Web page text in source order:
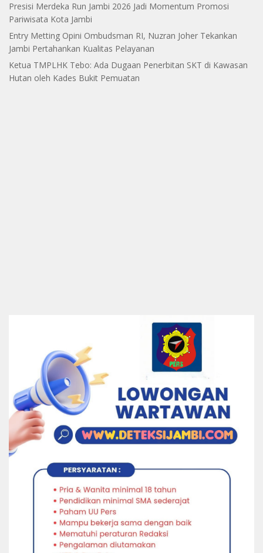
Presisi Merdeka Run Jambi 2026 Jadi Momentum Promosi
Pariwisata Kota Jambi
Entry Metting Opini Ombudsman RI, Nuzran Joher Tekankan
Jambi Pertahankan Kualitas Pelayanan
Ketua TMPLHK Tebo: Ada Dugaan Penerbitan SKT di Kawasan
Hutan oleh Kades Bukit Pemuatan